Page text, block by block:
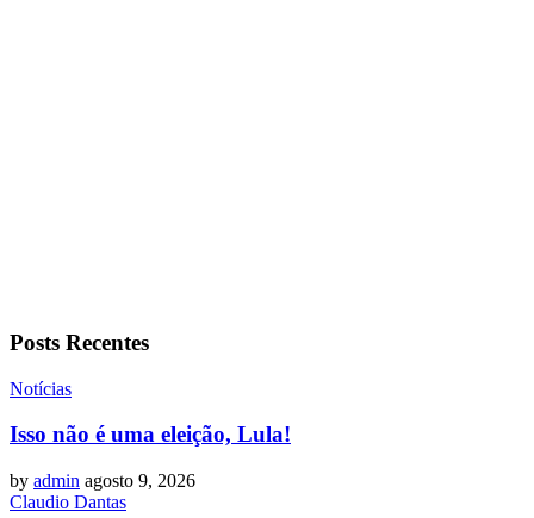
Posts Recentes
Notícias
Isso não é uma eleição, Lula!
by admin agosto 9, 2026
Claudio Dantas